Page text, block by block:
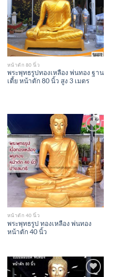
หน้าตัก 80 นิ้ว
พระพุทธรูปทองเหลือง พ่นทอง ฐาน
เตี้ย หน้าตัก 80 นิ้ว สูง 3 เมตร
Add to
Wishlist
หน้าตัก 40 นิ้ว
พระพุทธรูป ทองเหลือง พ่นทอง
หน้าตัก 40 นิ้ว